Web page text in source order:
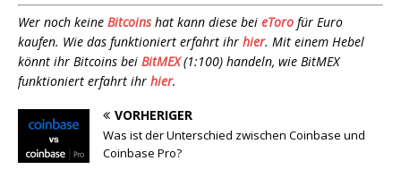
Wer noch keine Bitcoinshat kann diese bei eToro für Euro
kaufen. Wie das funktioniert erfahrt ihr hier. Mit einem Hebel
könnt ihr Bitcoins bei BitMEX(1:100) handeln, wie BitMEX
funktioniert erfahrt ihr hier.
VORHERIGER
Was ist der Unterschied zwischen Coinbase und
Coinbase Pro?